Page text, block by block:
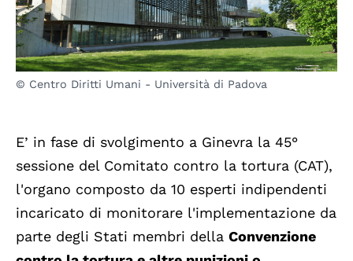
© Centro Diritti Umani - Università di Padova
E’ in fase di svolgimento a Ginevra la 45°
sessione del Comitato contro la tortura (CAT),
l'organo composto da 10 esperti indipendenti
incaricato di monitorare l'implementazione da
parte degli Stati membri della Convenzione